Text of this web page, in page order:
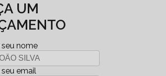
UM
nome
email